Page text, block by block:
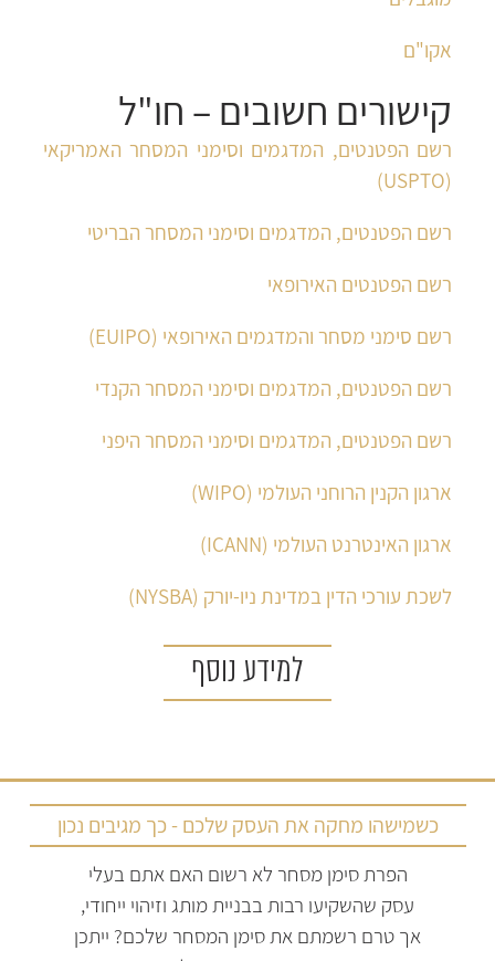
אקו"ם
קישורים חשובים – חו"ל
רשם הפטנטים, המדגמים וסימני המסחר האמריקאי
(USPTO)
רשם הפטנטים, המדגמים וסימני המסחר הבריטי
רשם הפטנטים האירופאי
רשם סימני מסחר והמדגמים האירופאי (EUIPO)
רשם הפטנטים, המדגמים וסימני המסחר הקנדי
רשם הפטנטים, המדגמים וסימני המסחר היפני
ארגון הקנין הרוחני העולמי (WIPO)
ארגון האינטרנט העולמי (ICANN)
לשכת עורכי הדין במדינת ניו-יורק (NYSBA)
למידע נוסף
כשמישהו מחקה את העסק שלכם - כך מגיבים נכון
הפרת סימן מסחר לא רשום האם אתם בעלי
עסק שהשקיעו רבות בבניית מותג וזיהוי ייחודי,
אך טרם רשמתם את סימן המסחר שלכם? ייתכן